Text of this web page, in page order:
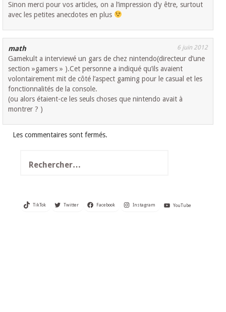
Sinon merci pour vos articles, on a l’impression d’y être, surtout
avec les petites anecdotes en plus
math 6 juin 2012
Gamekult a interviewé un gars de chez nintendo(directeur d’une
section »gamers » ).Cet personne a indiqué qu’ils avaient
volontairement mit de côté l’aspect gaming pour le casual et les
fonctionnalités de la console.
(ou alors étaient-ce les seuls choses que nintendo avait à
montrer ? )
Les commentaires sont fermés.
TikTok Twitter Facebook Instagram YouTube